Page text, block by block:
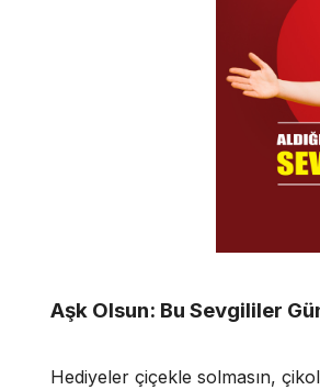
Aşk Olsun: Bu Sevgililer
Hediyeler çiçekle solmasın,